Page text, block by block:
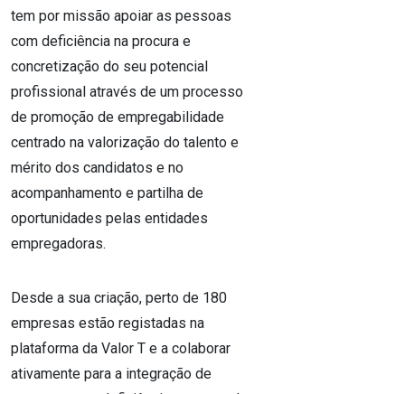
tem por missão apoiar as pessoas
com deficiência na procura e
concretização do seu potencial
profissional através de um processo
de promoção de empregabilidade
centrado na valorização do talento e
mérito dos candidatos e no
acompanhamento e partilha de
oportunidades pelas entidades
empregadoras.
Desde a sua criação, perto de 180
empresas estão registadas na
plataforma da Valor T e a colaborar
ativamente para a integração de